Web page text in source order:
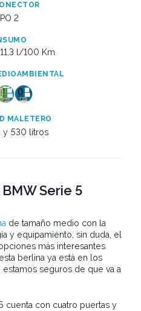
2
11,3 l/100 Km
MALETERO
y 530 litros
Serie 5
de tamaño medio con la
y equipamiento, sin duda, el
más interesantes
berlina ya está en los
seguros de que va a
cuenta con cuatro puertas y